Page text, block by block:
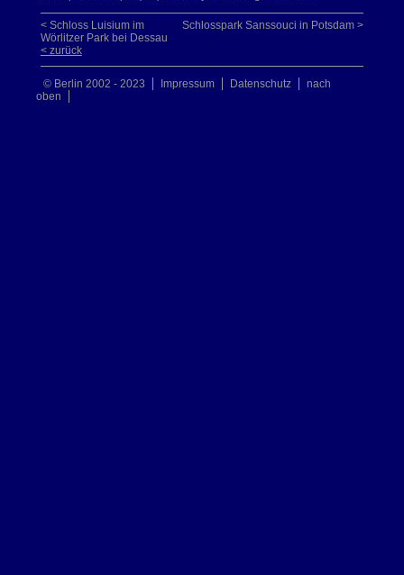
Schlosspark Sanssouci in Potsdam >
< Schloss Luisium im
Wörlitzer Park bei Dessau
< zurück
© Berlin 2002 - 2023 Impressum Datenschutz
nach
oben